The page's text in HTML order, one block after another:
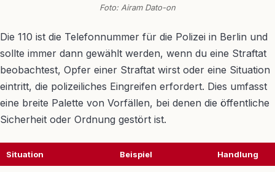
Foto: Airam Dato-on
Die 110 ist die Telefonnummer für die Polizei in Berlin und
sollte immer dann gewählt werden, wenn du eine Straftat
beobachtest, Opfer einer Straftat wirst oder eine Situation
eintritt, die polizeiliches Eingreifen erfordert. Dies umfasst
eine breite Palette von Vorfällen, bei denen die öffentliche
Sicherheit oder Ordnung gestört ist.
Situation Beispiel Handlung